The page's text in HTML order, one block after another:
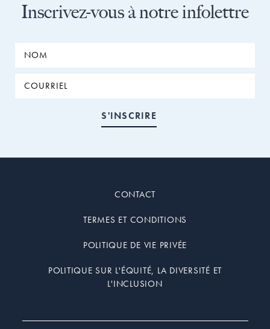
Inscrivez-vous à notre infolettre
CONTACT
TERMES ET CONDITIONS
POLITIQUE DE VIE PRIVÉE
POLITIQUE SUR L'ÉQUITÉ, LA DIVERSITÉ ET
L'INCLUSION